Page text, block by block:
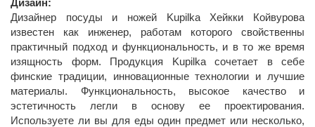
Дизайн:
Дизайнер посуды и ножей Kupilka Хейкки Койвурова
известен как инженер, работам которого свойственны
практичный подход и функциональность, и в то же время
изящность форм. Продукция Kupilka сочетает в себе
финские традиции, инновационные технологии и лучшие
материалы. Функциональность, высокое качество и
эстетичность легли в основу ее проектирования.
Используете ли вы для еды один предмет или несколько,